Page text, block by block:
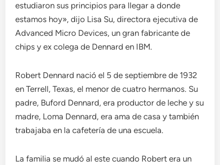
estudiaron sus principios para llegar a donde
estamos hoy», dijo Lisa Su, directora ejecutiva de
Advanced Micro Devices, un gran fabricante de
chips y ex colega de Dennard en IBM.
Robert Dennard nació el 5 de septiembre de 1932
en Terrell, Texas, el menor de cuatro hermanos. Su
padre, Buford Dennard, era productor de leche y su
madre, Loma Dennard, era ama de casa y también
trabajaba en la cafetería de una escuela.
La familia se mudó al este cuando Robert era un